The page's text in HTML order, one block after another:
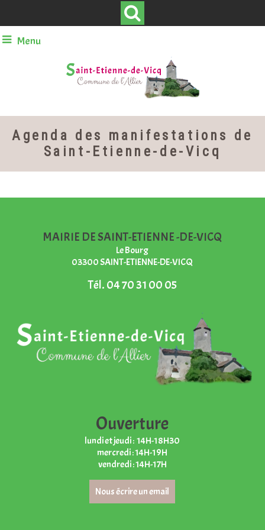
Menu
Agenda des manifestations de
Saint-Etienne-de-Vicq
MAIRIE DE SAINT-ETIENNE -DE-VICQ
Le Bourg
03300 SAINT-ETIENNE-DE-VICQ
Tél. 04 70 31 00 05
Ouverture
lundi et jeudi : 14H-18H30
mercredi : 14H-19H
vendredi : 14H-17H
Nous écrire un email